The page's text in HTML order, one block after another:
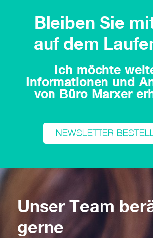
Bleiben Sie
auf dem
Ich möchte
Informationen und
von Büro Marxer
NEWSLETTER
Unser Team
gerne